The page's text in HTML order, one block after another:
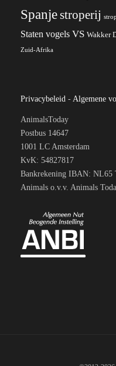
Spanjestroperij
Staten vogels VS Wakker
Zuid-Afrika
Privacybeleid - Algemene
AnimalsToday
Postbus 14647
1001 LC Amsterdam
KvK: 54827817
Bankrekening IBAN: NL65
Animals o.v.v. Animals